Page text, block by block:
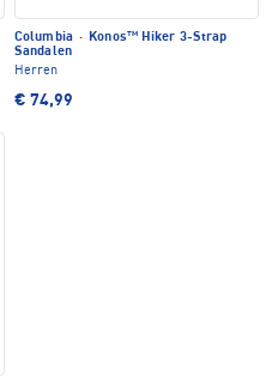
Columbia · Konos™ Hiker 3-Strap
Sandalen
Herren
€ 74,99